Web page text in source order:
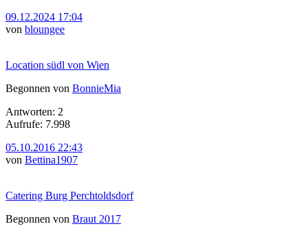
09.12.2024 17:04
von bloungee
Location südl von Wien
Begonnen von BonnieMia
Antworten: 2
Aufrufe: 7.998
05.10.2016 22:43
von Bettina1907
Catering Burg Perchtoldsdorf
Begonnen von Braut 2017